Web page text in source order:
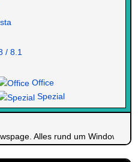
/ 8.1
Office
Spezial
Alles rund um Windows.